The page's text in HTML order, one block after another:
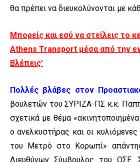
θα πρέπει να διευκολύνονται με
Μπορείς και εσύ να στείλεις το
Athens Transport μέσα από την
Βλέπεις’
Πολλές βλάβες στον
βουλετών του ΣΥΡΙΖΑ-ΠΣ κ.κ.
σχετικά με θέμα
ο ανελκυστήρας και οι
του Μετρό στο Κορωπί»
Διευθύνων Σύμβουλος του